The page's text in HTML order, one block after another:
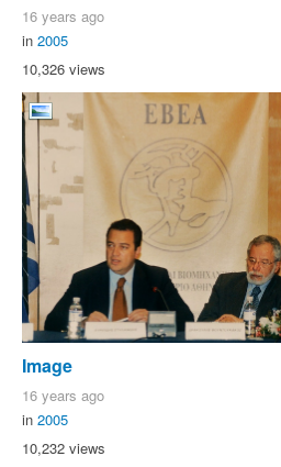
16 years ago
in 2005
10,326 views
Image
16 years ago
in 2005
10,232 views